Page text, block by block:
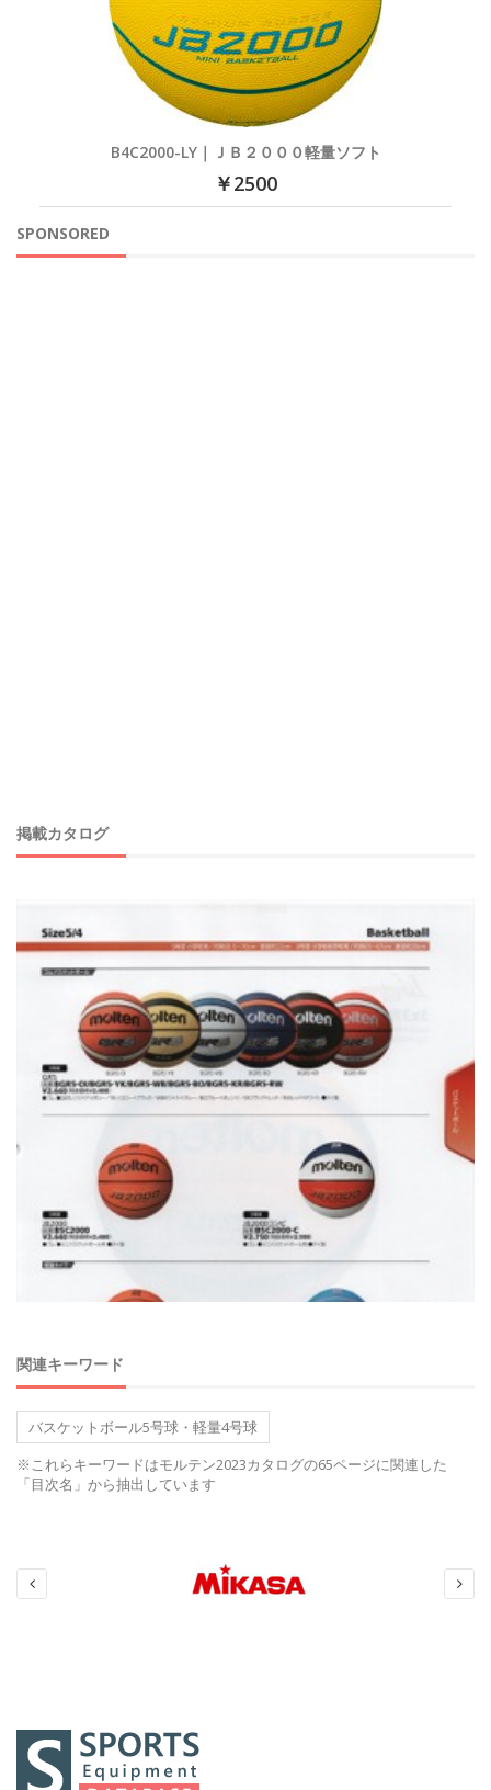
B4C2000-LY｜ＪＢ２０００軽量ソフト
￥2500
SPONSORED
掲載カタログ
関連キーワード
バスケットボール5号球・軽量4号球
※これらキーワードはモルテン2023カタログの65ページに関連した
「目次名」から抽出しています